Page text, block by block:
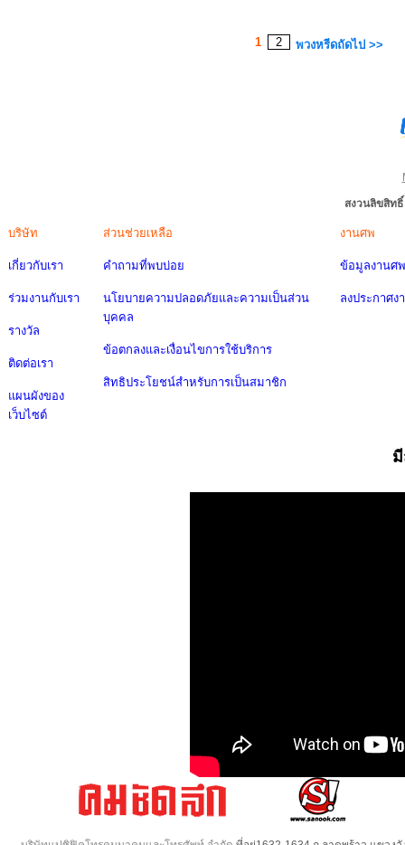
1 2 พวงหรีดถัดไป >>
สงวนลิขสิท
บริษัท
เกี่ยวกับเรา
ร่วมงานกับเรา
รางวัล
ติดต่อเรา
แผนผังของ
เว็บไซต์
ส่วนช่วยเหลือ
คำถามที่พบบ่อย
นโยบายความปลอดภัยและความเป็นส่วน
บุคคล
ข้อตกลงและเงื่อนไขการใช้บริการ
สิทธิประโยชน์สำหรับการเป็นสมาชิก
งานศพ
ข้อมูลงานศพ
ลงประกาศง